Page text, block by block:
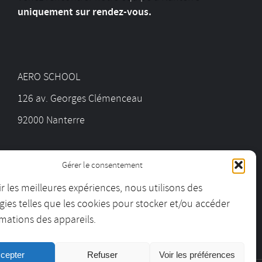
Gérer le consentement
les meilleures expériences, nous utilisons des
telles que les cookies pour stocker et/ou accéder
des appareils.
Refuser Voir les préférences
uniquement sur rendez-vous.
AERO SCHOOL
126 av. Georges Clémenceau
92000 Nanterre
01 55 69 19 30
contact@aeroschool.fr